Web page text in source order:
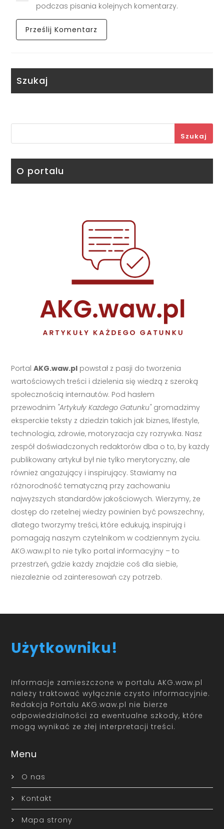
podczas pisania kolejnych komentarzy.
Szukaj
Szukaj
O portalu
PortalAKG.waw.pl powstał z pasji do tworzenia
wartościowych treści i dzielenia się wiedzą z szeroką
społecznością internautów. Pod hasłem
przewodnim "Artykuły Każdego Gatunku"gromadzimy
eksperckie teksty z dziedzin takich jak biznes, lifestyle,
technologia, zdrowie, motoryzacja czy rozrywka. Nasz
zespół doświadczonych redaktorów dba o to, by każdy
publikowany artykuł był nie tylko merytoryczny, ale
również angażujący i inspirujący. Stawiamy na
różnorodność tematyczną przy zachowaniu
najwyższych standardów jakościowych. Wierzymy, że
dostęp do rzetelnej wiedzy powinien być powszechny,
dlatego tworzymy treści, które edukują, inspirują i
pomagają naszym czytelnikom w codziennym życiu.
AKG.waw.pl to nie tylko portal informacyjny – to
przestrzeń, gdzie każdy znajdzie coś dla siebie,
niezależnie od zainteresowań czy potrzeb.
Użytkowniku!
Informacje zamieszczone w portalu AKG.waw.pl
należy traktować wyłącznie czysto informacyjnie.
Redakcja Portalu AKG.waw.pl nie bierze
odpowiedzialności za ewentualne szkody, które
mogą wynikać ze złej interpretacji treści.
Menu
O nas
Kontakt
Mapa strony